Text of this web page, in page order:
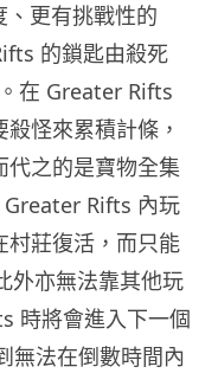
更有挑戰性的
的鎖匙由殺死
在 Greater Rifts
怪來累積計條，
代之的是寶物全集
Rifts 內玩
村莊復活，而只能
外亦無法靠其他玩
時將會進入下一個
無法在倒數時間內